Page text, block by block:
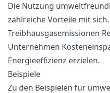
Die Nutzung
zahlreiche Vorteile mit
Treibhausgasemissionen
Unternehmen
Energieeffizienz erzielen.
Beispiele
Zu den Beispielen für